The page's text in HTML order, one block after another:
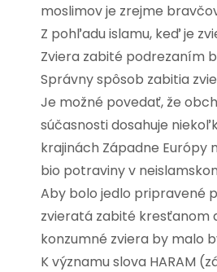
moslimov je zrejme
Z pohľadu islamu, keď je
Zviera zabité podrezaním
Správny spôsob zabitia
Je možné povedať, že
súčasnosti dosahuje
krajinách Západne Európy
bio potraviny v
Aby bolo jedlo pripravené
zvieratá zabité kresťanom
konzumné zviera by malo
K významu slova HARAM